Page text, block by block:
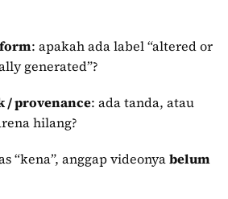
: apakah ada label “altered or
generated”?
/ provenance: ada tanda, atau
hilang?
“kena”, anggap videonyabelum